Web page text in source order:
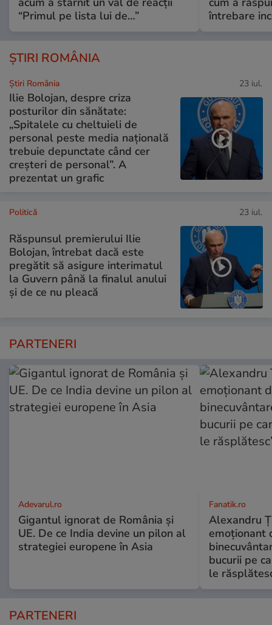
“Primul pe lista lui de…”
întrebare
ȘTIRI ROMÂNIA
Știri România 23 iul.
Ilie Bolojan, despre criza
posturilor din sănătate:
„Spitalele cu cheltuieli de
personal peste media națională
trebuie depunctate când cer
creșteri de personal”. A
prezentat un grafic
Politică 23 iul.
Răspunsul premierului Ilie
Bolojan, întrebat dacă este
pregătit să asigure interimatul
la Guvern până la finalul anului
și de ce nu pleacă
PARTENERI
Adevarul.ro
Gigantul ignorat de România și
UE. De ce India devine un pilon al
strategiei europene în Asia
Fanatik.ro
Alexandru
emoționant
bucurii pe
le
PARTENERI